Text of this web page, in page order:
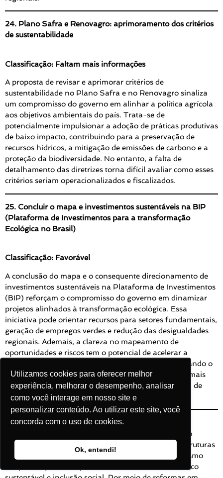
Utilizamos cookies para oferecer melhor
experiência, melhorar o desempenho, analisar
como você interage em nosso site e
personalizar conteúdo. Ao utilizar este site, você
concorda com o uso de cookies.
Ok, entendi!
24. Plano Safra e Renovagro: aprimoramento dos critérios
de sustentabilidade
Classificação: Faltam mais informações
A proposta de revisar e aprimorar critérios de
sustentabilidade no Plano Safra e no Renovagro sinaliza
um compromisso do governo em alinhar a política agrícola
aos objetivos ambientais do país. Trata-se de
potencialmente impulsionar a adoção de práticas produtivas
de baixo impacto, contribuindo para a preservação de
recursos hídricos, a mitigação de emissões de carbono e a
proteção da biodiversidade. No entanto, a falta de
detalhamento das diretrizes torna difícil avaliar como esses
critérios seriam operacionalizados e fiscalizados.
25. Concluir o mapa e investimentos sustentáveis na BIP
(Plataforma de Investimentos para a transformação
Ecológica no Brasil)
Classificação: Favorável
A conclusão do mapa e o consequente direcionamento de
investimentos sustentáveis na Plataforma de Investimentos
(BIP) reforçam o compromisso do governo em dinamizar
projetos alinhados à transformação ecológica. Essa
iniciativa pode orientar recursos para setores fundamentais,
geração de empregos verdes e redução das desigualdades
regionais. Ademais, a clareza no mapeamento de
oportunidades e riscos tem o potencial de acelerar a
captação de capital nacional e estrangeiro, maximizando o
impacto positivo sobre o meio ambiente e tornando mais
efetivas as políticas de transição para uma economia de
baixo carbono.
Conclusão
Em síntese, as 25 medidas apresentadas refletem um
esforço abrangente do governo para modernizar estruturas
fiscais, tributárias, ambientais e tecnológicas, ao mesmo
tempo em que busca promover crescimento econômico